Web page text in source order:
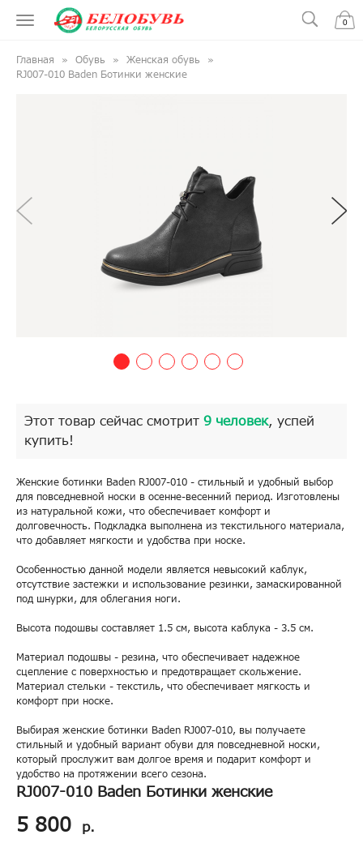
0
Главная Обувь
Женская обувь
RJ007-010 Baden Ботинки женские
Этот товар сейчас смотрит 9 человек, успей
купить!
Женские ботинки Baden RJ007-010 - стильный и удобный выбор
для повседневной носки в осенне-весенний период. Изготовлены
из натуральной кожи, что обеспечивает комфорт и
долговечность. Подкладка выполнена из текстильного материала,
что добавляет мягкости и удобства при носке.
Особенностью данной модели является невысокий каблук,
отсутствие застежки и использование резинки, замаскированной
под шнурки, для облегания ноги.
Высота подошвы составляет 1.5 см, высота каблука - 3.5 см.
Материал подошвы - резина, что обеспечивает надежное
сцепление с поверхностью и предотвращает скольжение.
Материал стельки - текстиль, что обеспечивает мягкость и
комфорт при носке.
Выбирая женские ботинки Baden RJ007-010, вы получаете
стильный и удобный вариант обуви для повседневной носки,
который прослужит вам долгое время и подарит комфорт и
удобство на протяжении всего сезона.
RJ007-010 Baden Ботинки женские
5 800 р.